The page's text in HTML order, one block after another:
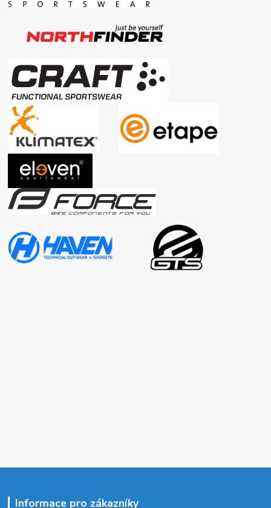
Informace pro zákazníky